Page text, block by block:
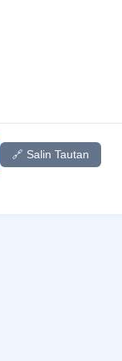
🔗 Salin Tautan